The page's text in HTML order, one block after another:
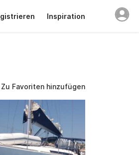
Inspiration
Zu Favoriten hinzufügen